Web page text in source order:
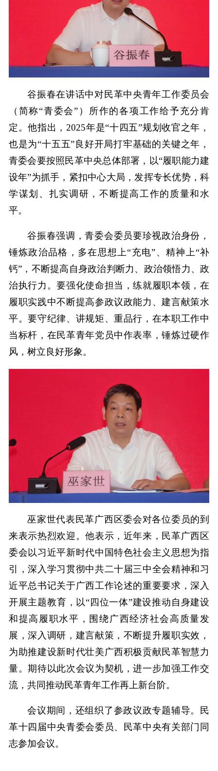
谷振春在讲话中对民革中央青年工作委员会
（简称“青委会”）所作的各项工作给予充分肯
定。他指出，2025年是“十四五”规划收官之年，
也是为“十五五”良好开局打牢基础的关键之年，
青委会要按照民革中央总体部署，以“履职能力建
设年”为抓手，紧扣中心大局，发挥专长优势，科
学谋划、扎实调研，不断提高工作的质量和水
平。
谷振春强调，青委会委员要珍视政治身份，
锤炼政治品格，多在思想上“充电”、精神上“补
钙”，不断提高自身政治判断力、政治领悟力、政
治执行力。要强化使命担当，练就履职本领，在
履职实践中不断提高参政议政能力、建言献策水
平。要守纪律、讲规矩、重品行，在本职工作中
当标杆，在民革青年党员中作表率，锤炼过硬作
风，树立良好形象。
巫家世代表民革广西区委会对各位委员的到
来表示热烈欢迎。他表示，近年来，民革广西区
委会以习近平新时代中国特色社会主义思想为指
引，深入学习贯彻中共二十届三中全会精神和习
近平总书记关于广西工作论述的重要要求，深入
开展主题教育，以“四位一体”建设推动自身建设
和提高履职水平，围绕广西经济社会高质量发
展，深入调研，建言献策，不断提升履职实效，
为助推建设新时代壮美广西积极贡献民革智慧力
量。期待以此次会议为契机，进一步加强工作交
流，共同推动民革青年工作再上新台阶。
会议期间，还组织了参政议政专题辅导。民
革十四届中央青委会委员、民革中央有关部门同
志参加会议。